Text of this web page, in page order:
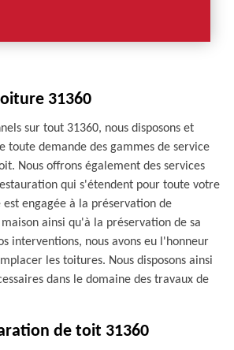
31360
sur tout 31360, nous disposons et
toute demande des gammes de service
Nous offrons également des services
qui s'étendent pour toute votre
engagée à la préservation de
maison ainsi qu'à la préservation de sa
interventions, nous avons eu l'honneur
les toitures. Nous disposons ainsi
dans le domaine des travaux de
de toit 31360